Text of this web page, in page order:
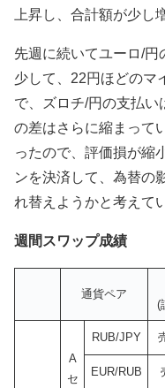
上昇し、合計額が少し
先週に続いてユーロ/
少して、22円ほどのマ
で、ズロチ/円の支払い
の差はさらに縮まって
ったので、評価損が縮
ンを決済して、為替の
れ替えようかと考えて
週間スワップ成績
通貨ペア
(
A
セ
RUB/JPY
EUR/RUB